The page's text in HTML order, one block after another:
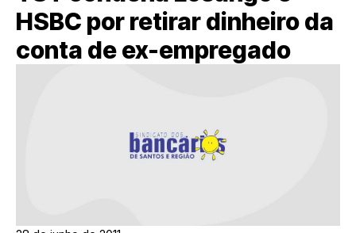
HSBC por retirar dinheiro da
conta de ex-empregado